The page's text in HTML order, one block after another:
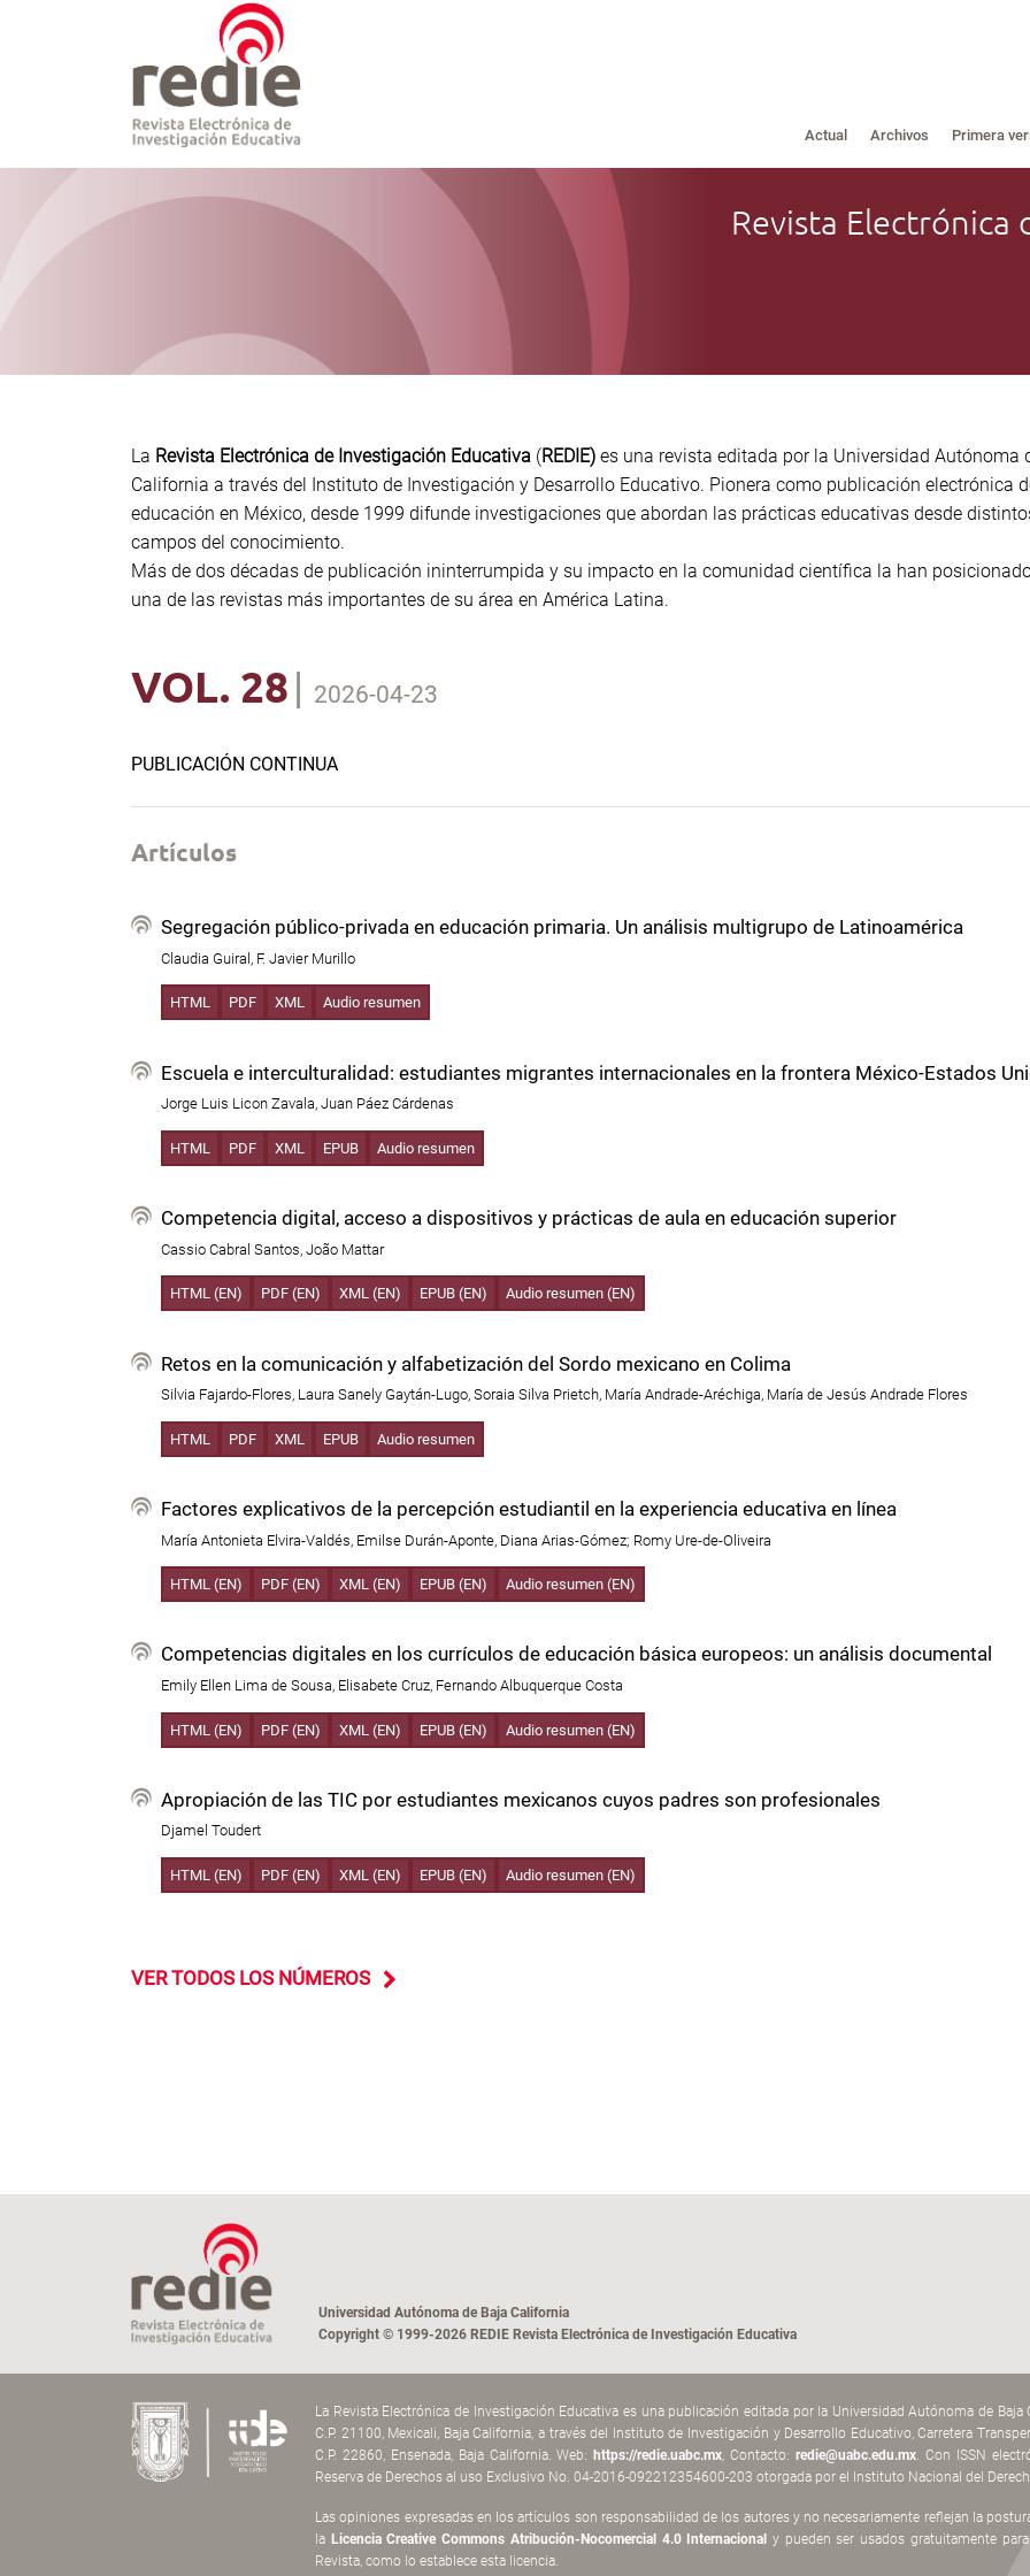
Actual Archivos Primera
Revista Electrónica
La Revista Electrónica de Investigación Educativa (REDIE) es una revista editada por la Universidad Autónoma
California a través del Instituto de Investigación y Desarrollo Educativo. Pionera como publicación electrónica
educación en México, desde 1999 difunde investigaciones que abordan las prácticas educativas desde
campos del conocimiento.
Más de dos décadas de publicación ininterrumpida y su impacto en la comunidad científica la han
una de las revistas más importantes de su área en América Latina.
VOL. 28| 2026-04-23
PUBLICACIÓN CONTINUA
Artículos
Segregación público-privada en educación primaria. Un análisis multigrupo de Latinoamérica
Claudia Guiral, F. Javier Murillo
HTML PDF XML Audio resumen
Escuela e interculturalidad: estudiantes migrantes internacionales en la frontera México-Estados
Jorge Luis Licon Zavala, Juan Páez Cárdenas
HTML PDF XML EPUB Audio resumen
Competencia digital, acceso a dispositivos y prácticas de aula en educación superior
Cassio Cabral Santos, João Mattar
HTML (EN) PDF (EN) XML (EN) EPUB (EN) Audio resumen (EN)
Retos en la comunicación y alfabetización del Sordo mexicano en Colima
Silvia Fajardo-Flores, Laura Sanely Gaytán-Lugo, Soraia Silva Prietch, María Andrade-Aréchiga, María de Jesús Andrade Flores
HTML PDF XML EPUB Audio resumen
Factores explicativos de la percepción estudiantil en la experiencia educativa en línea
María Antonieta Elvira-Valdés, Emilse Durán-Aponte, Diana Arias-Gómez; Romy Ure-de-Oliveira
HTML (EN) PDF (EN) XML (EN) EPUB (EN) Audio resumen (EN)
Competencias digitales en los currículos de educación básica europeos: un análisis documental
Emily Ellen Lima de Sousa, Elisabete Cruz, Fernando Albuquerque Costa
HTML (EN) PDF (EN) XML (EN) EPUB (EN) Audio resumen (EN)
Apropiación de las TIC por estudiantes mexicanos cuyos padres son profesionales
Djamel Toudert
HTML (EN) PDF (EN) XML (EN) EPUB (EN) Audio resumen (EN)
VER TODOS LOS NÚMEROS
Universidad Autónoma de Baja California
Copyright © 1999-2026 REDIE Revista Electrónica de Investigación Educativa
La Revista Electrónica de Investigación Educativa es una publicación editada por la Universidad Autónoma de
C.P. 21100, Mexicali, Baja California, a través del Instituto de Investigación y Desarrollo Educativo, Carretera
C.P. 22860, Ensenada, Baja California. Web: https://redie.uabc.mx, Contacto:redie@uabc.edu.mx. Con ISSN
Reserva de Derechos al uso Exclusivo No. 04-2016-092212354600-203 otorgada por el Instituto Nacional del
Las opiniones expresadas en los artículos son responsabilidad de los autores y no necesariamente reflejan la
la Licencia Creative Commons Atribución-Nocomercial 4.0 Internacional y pueden ser usados gratuitamente
Revista, como lo establece esta licencia.